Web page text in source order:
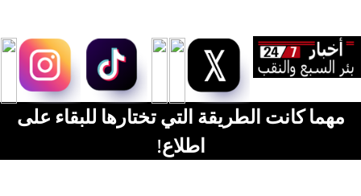
مهما كانت الطريقة التي تختارها للبقاء على
اطلاع!